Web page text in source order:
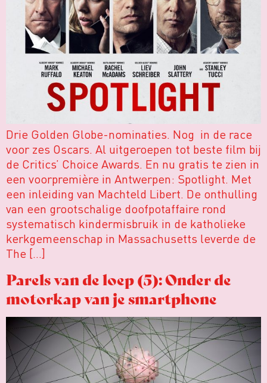
Drie Golden Globe-nominaties. Nog in de race
voor zes Oscars. Al uitgeroepen tot beste film bij
de Critics’ Choice Awards. En nu gratis te zien in
een voorpremière in Antwerpen: Spotlight. Met
een inleiding van Machteld Libert. De onthulling
van een grootschalige doofpotaffaire rond
systematisch kindermisbruik in de katholieke
kerkgemeenschap in Massachusetts leverde de
The […]
Parels van de loep (5): Onder de
motorkap van je smartphone